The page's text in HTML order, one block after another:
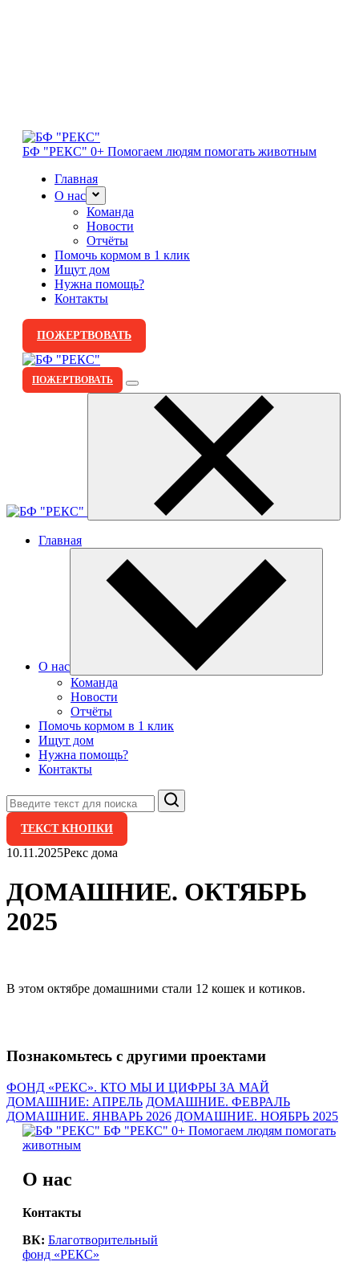
БФ "РЕКС" 0+ Помогаем людям помогать животным
Главная
О нас
Команда
Новости
Отчёты
Помочь кормом в 1 клик
Ищут дом
Нужна помощь?
Контакты
ПОЖЕРТВОВАТЬ
ПОЖЕРТВОВАТЬ
Главная
О нас
Команда
Новости
Отчёты
Помочь кормом в 1 клик
Ищут дом
Нужна помощь?
Контакты
Поиск
ТЕКСТ КНОПКИ
10.11.2025Рекс дома
ДОМАШНИЕ. ОКТЯБРЬ
2025
В этом октябре домашними стали 12 кошек и котиков.
Познакомьтесь с другими проектами
ФОНД «РЕКС». КТО МЫ И ЦИФРЫ ЗА МАЙ
ДОМАШНИЕ: АПРЕЛЬ ДОМАШНИЕ. ФЕВРАЛЬ
ДОМАШНИЕ. ЯНВАРЬ 2026 ДОМАШНИЕ. НОЯБРЬ 2025
БФ "РЕКС" 0+ Помогаем людям помогать
животным
О нас
Контакты
ВК: Благотворительный
фонд «РЕКС»